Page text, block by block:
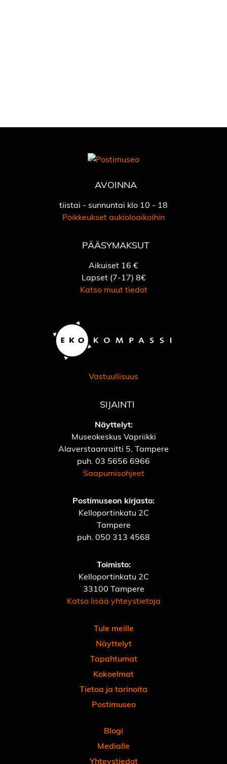
AVOINNA
tiistai - sunnuntai klo 10 - 18
Poikkeukset aukioloaikoihin
PÄÄSYMAKSUT
Aikuiset 16 €
Lapset (7-17) 8€
Katso muut tiedot
Vastuullisuus
SIJAINTI
Näyttelyt:
Museokeskus Vapriikki
Alaverstaanraitti 5, Tampere
puh. 03 5656 6966
Saapumisohjeet
Postimuseon kirjasto:
Kelloportinkatu 2C
Tampere
puh. 050 313 4568
Toimisto:
Kelloportinkatu 2C
33100 Tampere
Katso lisää yhteystietoja
Tule meille
Näyttelyt
Tapahtumat
Kokoelmat
Tietoa ja tarinoita
Postimuseo
Blogi
Medialle
Yhteystiedot